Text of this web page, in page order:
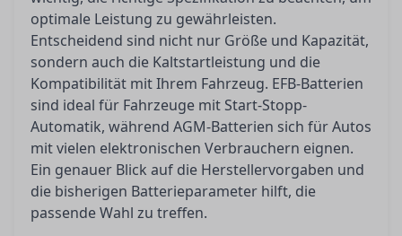
optimale Leistung zu gewährleisten.
Entscheidend sind nicht nur Größe und Kapazität,
sondern auch die Kaltstartleistung und die
Kompatibilität mit Ihrem Fahrzeug. EFB-Batterien
sind ideal für Fahrzeuge mit Start-Stopp-
Automatik, während AGM-Batterien sich für Autos
mit vielen elektronischen Verbrauchern eignen.
Ein genauer Blick auf die Herstellervorgaben und
die bisherigen Batterieparameter hilft, die
passende Wahl zu treffen.